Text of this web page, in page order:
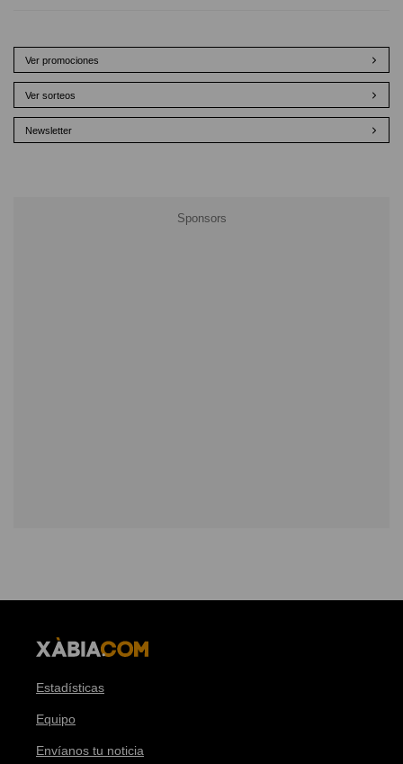
Ver promociones
Ver sorteos
Newsletter
Estadísticas
Equipo
Envíanos tu noticia